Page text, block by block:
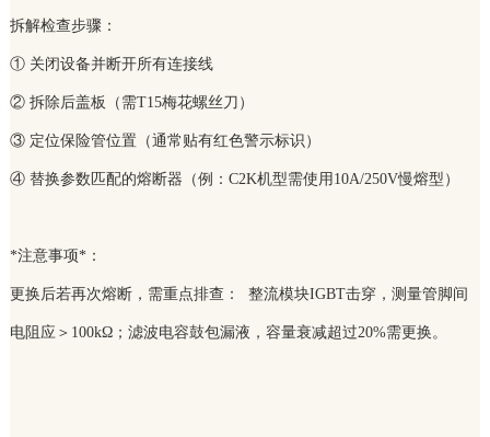
拆解检查步骤：
① 关闭设备并断开所有连接线
② 拆除后盖板（需T15梅花螺丝刀）
③ 定位保险管位置（通常贴有红色警示标识）
④ 替换参数匹配的熔断器（例：C2K机型需使用10A/250V慢熔型）
*注意事项*：
更换后若再次熔断，需重点排查： 整流模块IGBT击穿，测量管脚间
电阻应＞100kΩ；滤波电容鼓包漏液，容量衰减超过20%需更换。